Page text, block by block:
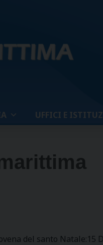
UFFICI E
del santo Natale:15